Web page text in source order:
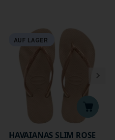
AUF LAGER
HAVAIANAS SLIM ROSE